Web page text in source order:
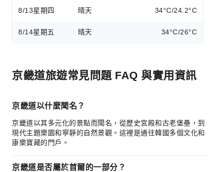
8/13星期四 晴天 34°C/24.2°C
8/14星期五 晴天 34°C/26°C
京畿道旅遊常見問題 FAQ 與實用資訊
京畿道以什麼聞名？
京畿道以其多元化的景點而聞名，從歷史宮殿和古老堡壘，到
現代主題樂園和寧靜的自然景觀。這裡是通往韓國多個文化和
康樂寶藏的門戶。
京畿道是否屬於首爾的一部分？